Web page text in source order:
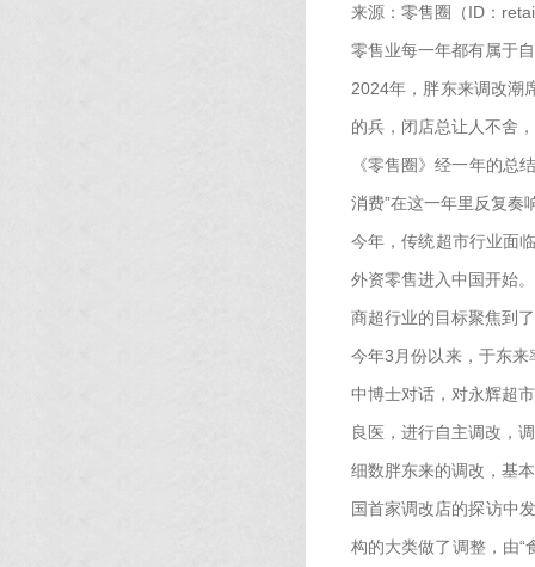
来源：零售圈（ID：
零售业每一年都有属于
2024年，胖东来调改潮
的兵，闭店总让人不舍
《零售圈》经一年的总
消费”在这一年里反复奏
今年，传统超市行业面
外资零售进入中国开始
商超行业的目标聚焦到
今年3月份以来，于东
中博士对话，对永辉超
良医，进行自主调改，
细数胖东来的调改，基
国首家调改店的探访中
构的大类做了调整，由“